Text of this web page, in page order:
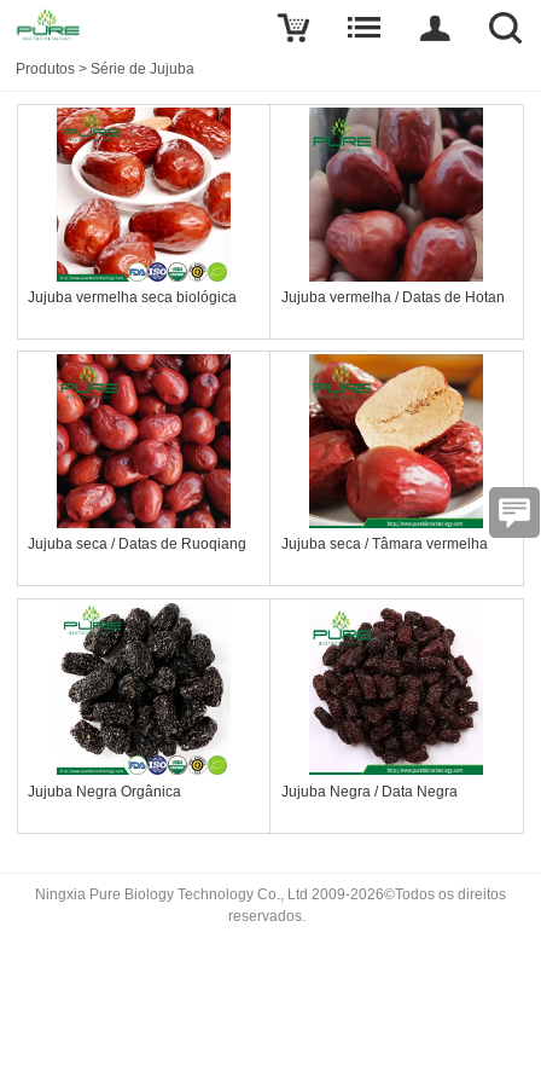
Produtos >Série de Jujuba
Jujuba vermelha seca biológica Jujuba vermelha / Datas de Hotan
Jujuba seca / Datas de Ruoqiang Jujuba seca / Tâmara vermelha
Jujuba Negra Orgânica Jujuba Negra / Data Negra
Ningxia Pure Biology Technology Co., Ltd 2009-2026©Todos os direitos
reservados.